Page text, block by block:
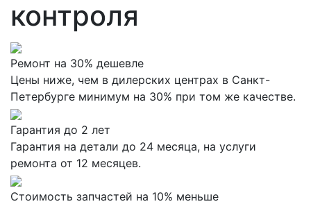
контроля
Ремонт на 30% дешевле
Цены ниже, чем в дилерских центрах в Санкт-
Петербурге минимум на 30% при том же качестве.
Гарантия до 2 лет
Гарантия на детали до 24 месяца, на услуги
ремонта от 12 месяцев.
Стоимость запчастей на 10% меньше